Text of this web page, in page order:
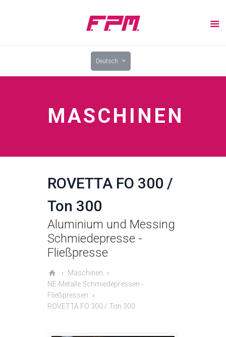
Deutsch
MASCHINEN
ROVETTA FO 300 /
Ton 300
Aluminium und Messing
Schmiedepresse -
Fließpresse
Maschinen
NE-Metalle Schmiedepressen -
Fließpressen
ROVETTA FO 300 / Ton 300